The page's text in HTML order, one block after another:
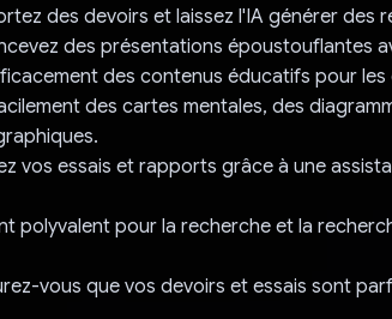
des devoirs et laissez l'IA générer des
des présentations époustouflantes
des contenus éducatifs pour
des cartes mentales, des
vos essais et rapports grâce à une
polyvalent pour la recherche et la
vous que vos devoirs et essais sont